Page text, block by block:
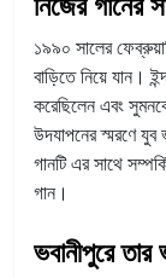
১৯৯০ সালের
বাড়িতে নিয়ে যান।
করেছিলেন এবং
উদযাপনের স্মরণে যুব
গানটি এর সাথে
গান।
ভবানীপুরে তার